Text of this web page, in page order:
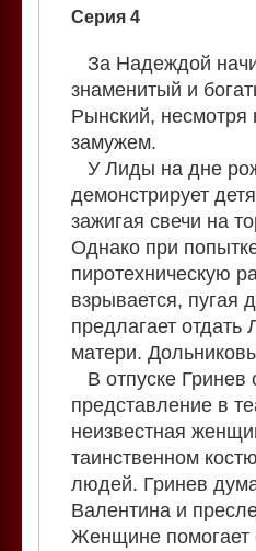
Серия 4
За Надеждой
знаменитый и
Рынский, несмотря
замужем.
У Лиды на дне
демонстрирует
зажигая свечи на
Однако при
пиротехническую
взрывается, пугая
предлагает отдать
матери.
В отпуске Гринев
представление в
неизвестная
таинственном
людей. Гринев
Валентина и
Женщине помогает